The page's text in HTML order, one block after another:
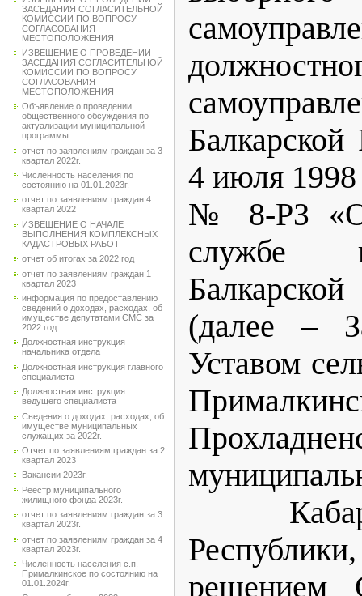
ЗАСЕДАНИЯ СОГЛАСИТЕЛЬНОЙ
КОМИССИИ ПО ВОПРОСУ
СОГЛАСОВАНИЯ
МЕСТОПОЛОЖЕНИЯ
ИЗВЕЩЕНИЕ О ПРОВЕДЕНИИ
ЗАСЕДАНИЯ СОГЛАСИТЕЛЬНОЙ
КОМИССИИ ПО ВОПРОСУ
СОГЛАСОВАНИЯ
МЕСТОПОЛОЖЕНИЯ
Объявление о проведении
общественного обсуждения по
актуализации муниципальной
программы
отчет по заявлениям граждан за 3
квартал 2022г.
Численность населения по
состоянию на 01.01.2023г.
отчет по заявлениям граждан 4
квартал 2022
ИЗВЕЩЕНИЕ О НАЧАЛЕ
ВЫПОЛНЕНИЯ КОМПЛЕКСНЫХ
КАДАСТРОВЫХ РАБОТ
отчет об итогах за 2022 год
отчет по заявлениям граждан 1
квартал 2023
информация по предоставлению
сведений о доходах, расходах, об
имуществе депутатами СМС за
2022 год
Должностная инструкция
начальника отдела
Должностная инструкция главного
специалиста
Должностная инструкция
ведущего специалиста
Сведения о доходах, расходах, об
имуществе муниципальных
служащих за 2022г.
Отчет по заявлениям граждан за 2
квартал 2023
Вакансии 2023г.
Реестр муниципального
жилищного фонда 2023г.
отчет по заявлениям граждан за 3
квартал 2023г.
отчет по заявлениям граждан за 4
квартал 2023г.
Численность населения с.п.
Прималкинское по состоянию на
01.01.2024г.
4 июля 1998
№ 8-РЗ «О
службе
(далее –
Уставом
решением